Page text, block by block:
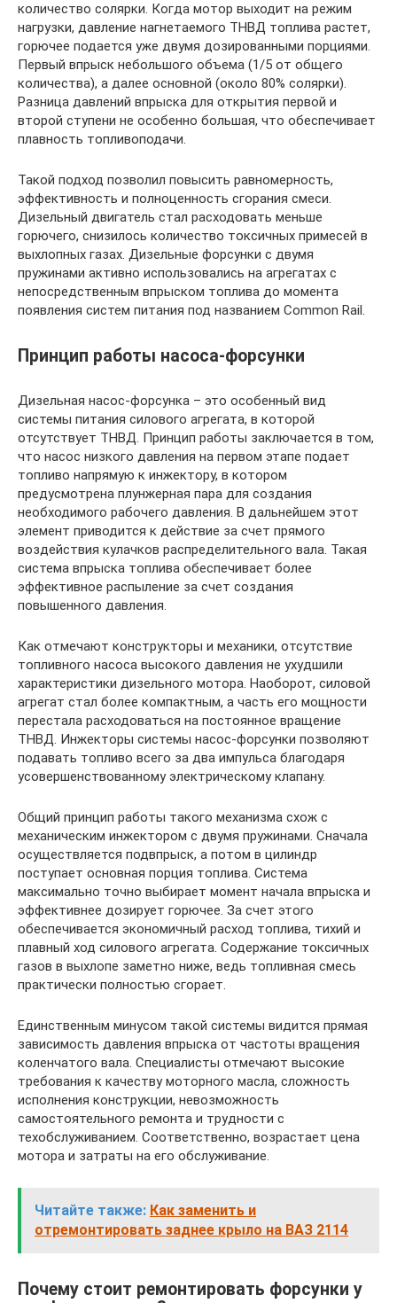
количество солярки. Когда мотор выходит на режим
нагрузки, давление нагнетаемого ТНВД топлива растет,
горючее подается уже двумя дозированными порциями.
Первый впрыск небольшого объема (1/5 от общего
количества), а далее основной (около 80% солярки).
Разница давлений впрыска для открытия первой и
второй ступени не особенно большая, что обеспечивает
плавность топливоподачи.
Такой подход позволил повысить равномерность,
эффективность и полноценность сгорания смеси.
Дизельный двигатель стал расходовать меньше
горючего, снизилось количество токсичных примесей в
выхлопных газах. Дизельные форсунки с двумя
пружинами активно использовались на агрегатах с
непосредственным впрыском топлива до момента
появления систем питания под названием Commоn Rail.
Принцип работы насоса-форсунки
Дизельная насос-форсунка – это особенный вид
системы питания силового агрегата, в которой
отсутствует ТНВД. Принцип работы заключается в том,
что насос низкого давления на первом этапе подает
топливо напрямую к инжектору, в котором
предусмотрена плунжерная пара для создания
необходимого рабочего давления. В дальнейшем этот
элемент приводится к действие за счет прямого
воздействия кулачков распределительного вала. Такая
система впрыска топлива обеспечивает более
эффективное распыление за счет создания
повышенного давления.
Как отмечают конструкторы и механики, отсутствие
топливного насоса высокого давления не ухудшили
характеристики дизельного мотора. Наоборот, силовой
агрегат стал более компактным, а часть его мощности
перестала расходоваться на постоянное вращение
ТНВД. Инжекторы системы насос-форсунки позволяют
подавать топливо всего за два импульса благодаря
усовершенствованному электрическому клапану.
Общий принцип работы такого механизма схож с
механическим инжектором с двумя пружинами. Сначала
осуществляется подвпрыск, а потом в цилиндр
поступает основная порция топлива. Система
максимально точно выбирает момент начала впрыска и
эффективнее дозирует горючее. За счет этого
обеспечивается экономичный расход топлива, тихий и
плавный ход силового агрегата. Содержание токсичных
газов в выхлопе заметно ниже, ведь топливная смесь
практически полностью сгорает.
Единственным минусом такой системы видится прямая
зависимость давления впрыска от частоты вращения
коленчатого вала. Специалисты отмечают высокие
требования к качеству моторного масла, сложность
исполнения конструкции, невозможность
самостоятельного ремонта и трудности с
техобслуживанием. Соответственно, возрастает цена
мотора и затраты на его обслуживание.
Читайте также: Как заменить и
отремонтировать заднее крыло на ВАЗ 2114
Почему стоит ремонтировать форсунки у